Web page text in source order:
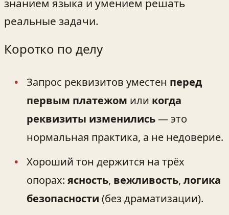
знанием языка и умением решать
реальные задачи.
Коротко по делу
Запрос реквизитов уместен перед
первым платежом или когда
реквизиты изменились— это
нормальная практика, а не недоверие.
Хороший тон держится на трёх
опорах: ясность, вежливость, логика
безопасности (без драматизации).